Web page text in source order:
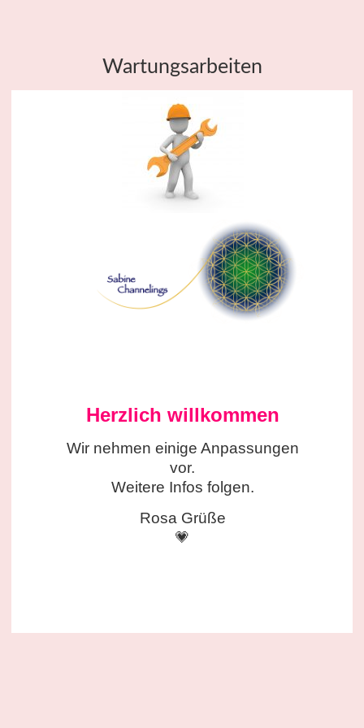
Wartungsarbeiten
Herzlich willkommen
Wir nehmen einige Anpassungen
vor.
Weitere Infos folgen.
Rosa Grüße
💗